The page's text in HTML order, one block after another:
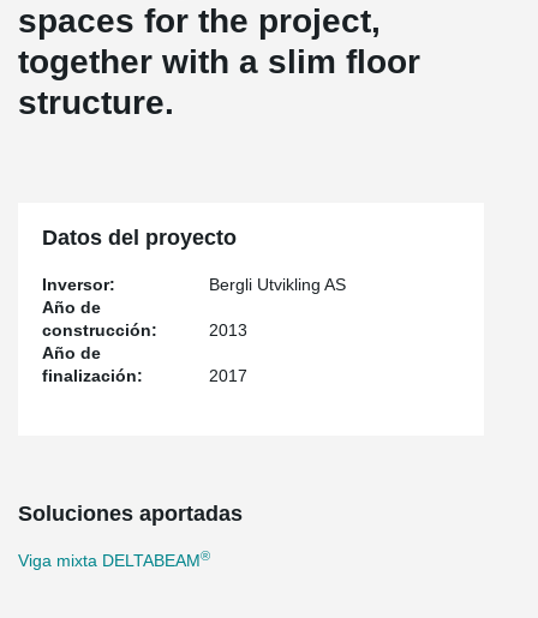
spaces for the project,
together with a slim floor
structure.
Datos del proyecto
Inversor:
Bergli Utvikling AS
Año de
construcción:
2013
Año de
finalización:
2017
Soluciones aportadas
Viga mixta DELTABEAM®